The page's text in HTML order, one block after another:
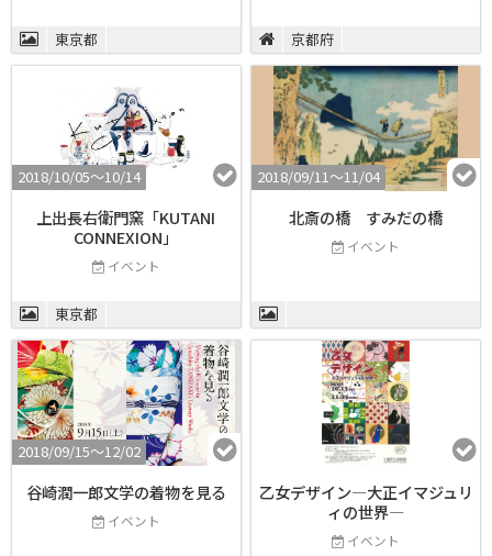
東京都 京都府
2018/10/05〜10/14
上出長右衛門窯「KUTANI
CONNEXION」
イベント
東京都
2018/09/11〜11/04
北斎の橋 すみだの橋
イベント
2018/09/15〜12/02
谷崎潤一郎文学の着物を見る
イベント
乙女デザイン―大正イマジュリ
ィの世界―
イベント